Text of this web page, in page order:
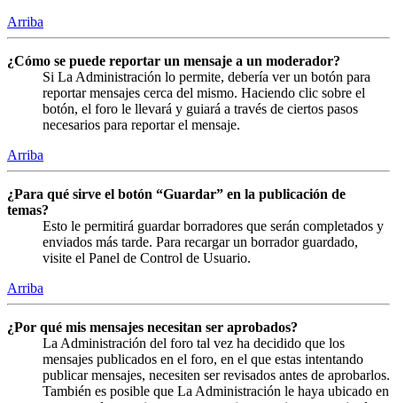
Arriba
¿Cómo se puede reportar un mensaje a un moderador?
Si La Administración lo permite, debería ver un botón para
reportar mensajes cerca del mismo. Haciendo clic sobre el
botón, el foro le llevará y guiará a través de ciertos pasos
necesarios para reportar el mensaje.
Arriba
¿Para qué sirve el botón “Guardar” en la publicación de
temas?
Esto le permitirá guardar borradores que serán completados y
enviados más tarde. Para recargar un borrador guardado,
visite el Panel de Control de Usuario.
Arriba
¿Por qué mis mensajes necesitan ser aprobados?
La Administración del foro tal vez ha decidido que los
mensajes publicados en el foro, en el que estas intentando
publicar mensajes, necesiten ser revisados antes de aprobarlos.
También es posible que La Administración le haya ubicado en